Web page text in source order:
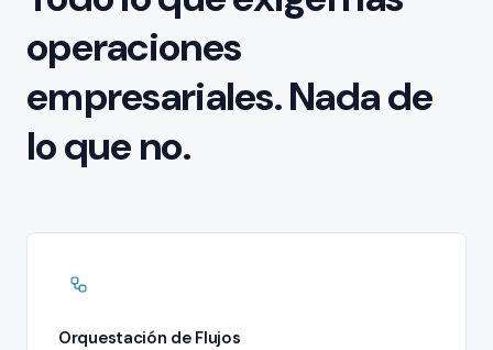
operaciones
empresariales. Nada de
lo que no.
Orquestación de Flujos